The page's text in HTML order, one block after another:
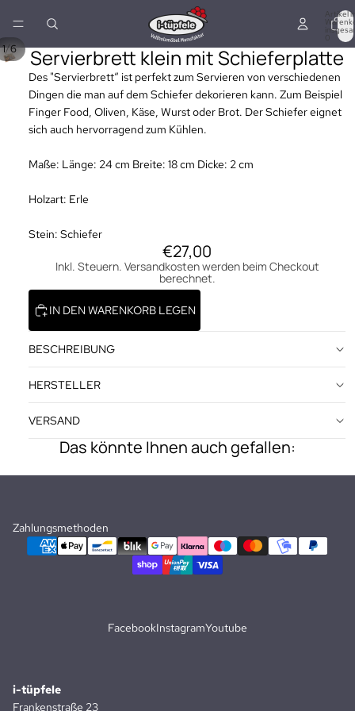
Artikel
1/6 Servierbrett klein mit Schieferplatte
Des "Servierbrett“ ist perfekt zum Servieren von verschiedenen
Dingen die man auf dem Schiefer dekorieren kann. Zum Beispiel
Finger Food, Oliven, Käse, Wurst oder Brot. Der Schiefer eignet
sich auch hervorragend zum Kühlen.
Maße: Länge: 24 cm Breite: 18 cm Dicke: 2 cm
Holzart: Erle
Stein: Schiefer
€27,00
Inkl. Steuern. Versandkosten werden beim Checkout
berechnet.
IN DEN WARENKORB LEGEN
BESCHREIBUNG
HERSTELLER
VERSAND
Das könnte Ihnen auch gefallen:
Zahlungsmethoden
FacebookInstagramYoutube
i-tüpfele
Frankenstraße 23